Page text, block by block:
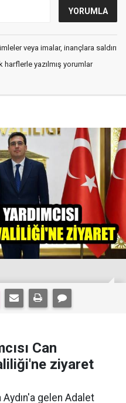
veya imalar, inançlara saldırı
harflerle yazılmış yorumlar
Can
ziyaret
gelen Adalet